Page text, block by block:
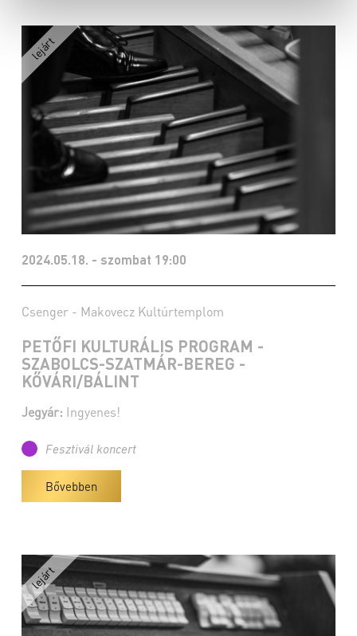
2024.05.18. - szombat 19:00
Csenger - Makovecz Kultúrtemplom
PETŐFI KULTURÁLIS PROGRAM -
SZABOLCS-SZATMÁR-BEREG -
KŐVÁRI/BÁLINT
Jegyár: Ingyenes!
Fesztivál koncert
Bővebben